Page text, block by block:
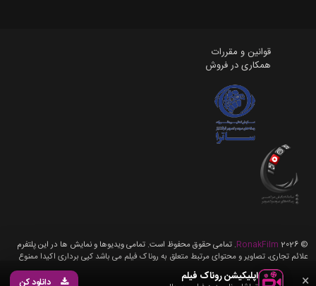
قوانین و مقررات
همکاری در فروش
©
2026
RonakFilm. تمامی حقوق محفوظ است. تمامی ویدیوها و نمایش ها در این پلتفرم
علائم تجاری، تصاویر و محتوای مرتبط متعلق به روناک فیلم می باشد کپی برداری اکیدا ممنوع
می باشد، تمامی حقوق برای روناک فیلم محفوظ می باشد.
× اپلیکیشن روناک فیلم دانلود کن